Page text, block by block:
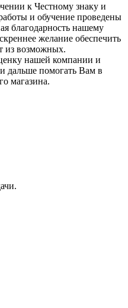
к Честному знаку и
и обучение проведены
благодарность нашему
желание обеспечить
из возможных.
нашей компании и
дальше помогать Вам в
магазина.